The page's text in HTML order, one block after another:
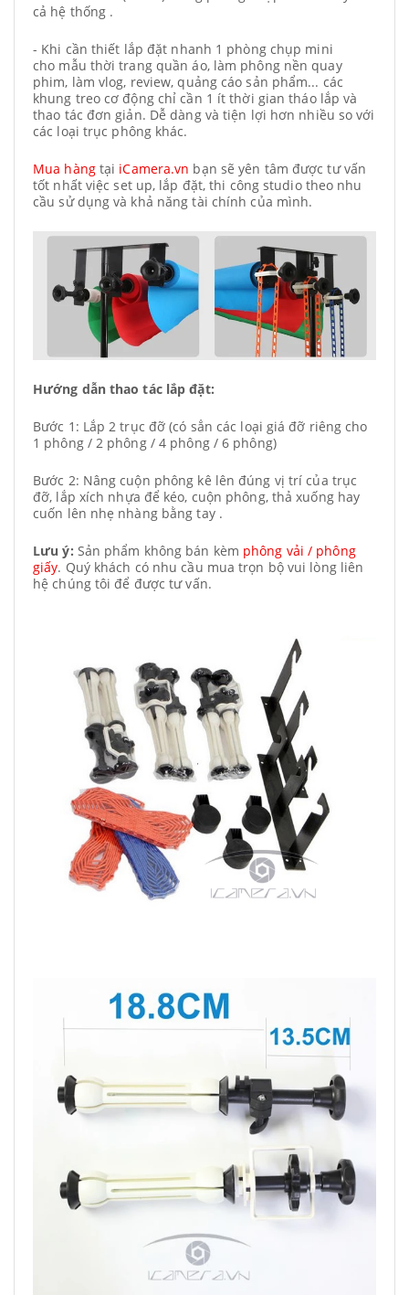
cả hệ thống .
- Khi cần thiết lắp đặt nhanh 1 phòng chụp mini
cho mẫu thời trang quần áo, làm phông nền quay
phim, làm vlog, review, quảng cáo sản phẩm... các
khung treo cơ động chỉ cần 1 ít thời gian tháo lắp và
thao tác đơn giản. Dễ dàng và tiện lợi hơn nhiều so với
các loại trục phông khác.
Mua hàngtại iCamera.vn bạn sẽ yên tâm được tư vấn
tốt nhất việc set up, lắp đặt, thi công studio theo nhu
cầu sử dụng và khả năng tài chính của mình.
Hướng dẫn thao tác lắp đặt:
Bước 1: Lắp 2 trục đỡ (có sẳn các loại giá đỡ riêng cho
1 phông / 2 phông / 4 phông / 6 phông)
Bước 2: Nâng cuộn phông kê lên đúng vị trí của trục
đỡ, lắp xích nhựa để kéo, cuộn phông, thả xuống hay
cuốn lên nhẹ nhàng bằng tay .
Lưu ý: Sản phẩm không bán kèm phông vải / phông
giấy. Quý khách có nhu cầu mua trọn bộ vui lòng liên
hệ chúng tôi để được tư vấn.